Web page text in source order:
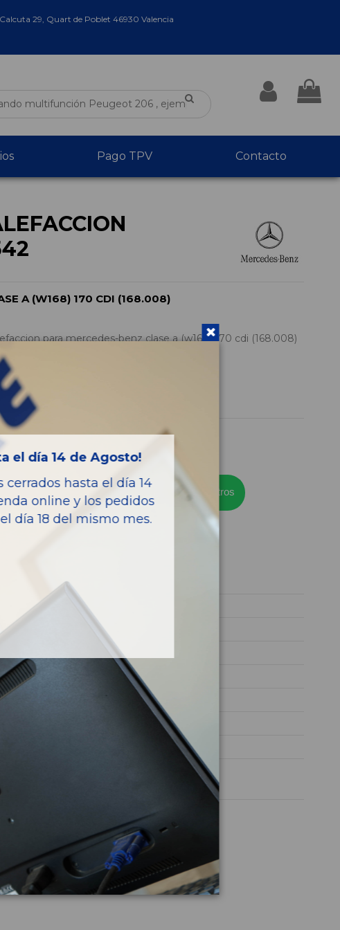
Calcuta 29, Quart de Poblet 46930 Valencia
Pago TPV Contacto
A (W168) 170 CDI (168.008)
para mercedes-benz clase a (w168) 170 cdi (168.008)
12-27
¿Necesitas ayuda? Habla con nosotros
668940
WDB1680081J288011
Diesel
170 CDI (168.008)
el día 14 de Agosto!
hasta el día 14
online y los pedidos
día 18 del mismo mes.